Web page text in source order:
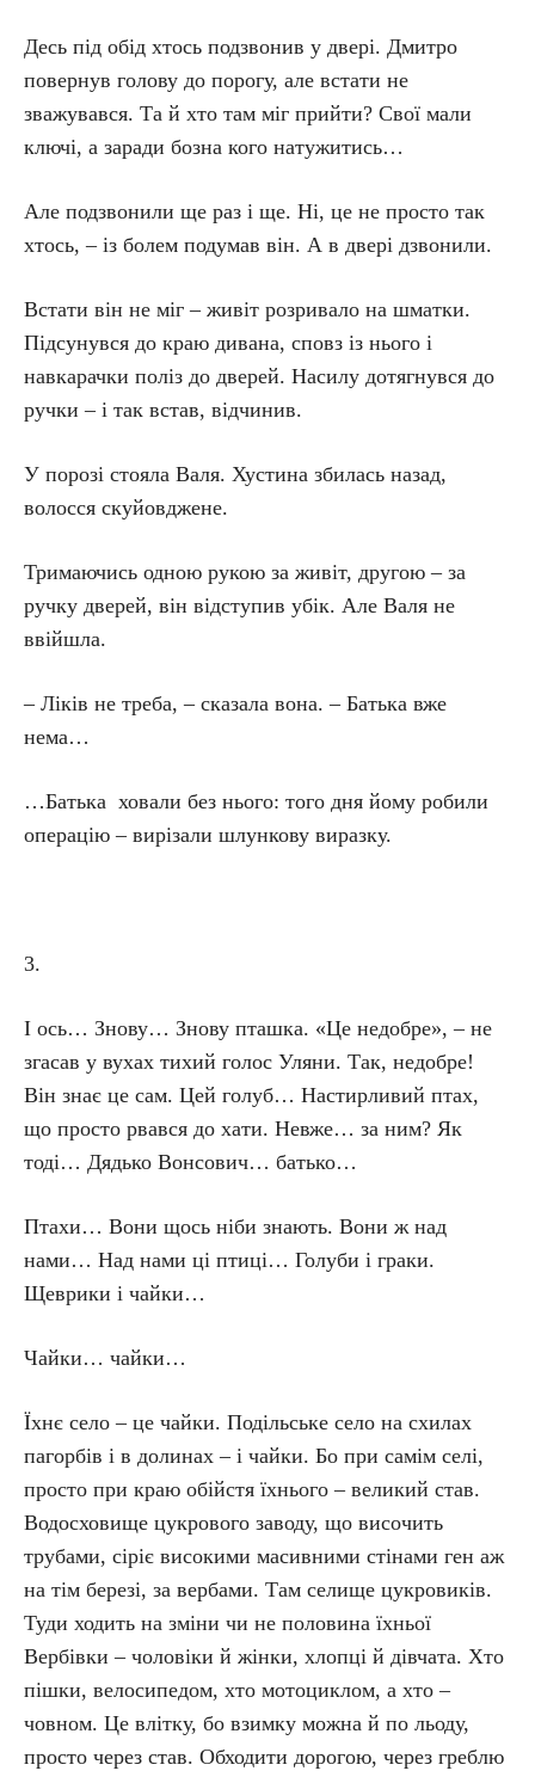
Десь під обід хтось подзвонив у двері. Дмитро
повернув голову до порогу, але встати не
зважувався. Та й хто там міг прийти? Свої мали
ключі, а заради бозна кого натужитись…
Але подзвонили ще раз і ще. Ні, це не просто так
хтось, – із болем подумав він. А в двері дзвонили.
Встати він не міг – живіт розривало на шматки.
Підсунувся до краю дивана, сповз із нього і
навкарачки поліз до дверей. Насилу дотягнувся до
ручки – і так встав, відчинив.
У порозі стояла Валя. Хустина збилась назад,
волосся скуйовджене.
Тримаючись одною рукою за живіт, другою – за
ручку дверей, він відступив убік. Але Валя не
ввійшла.
– Ліків не треба, – сказала вона. – Батька вже
нема…
…Батька ховали без нього: того дня йому робили
операцію – вирізали шлункову виразку.
3.
І ось… Знову… Знову пташка. «Це недобре», – не
згасав у вухах тихий голос Уляни. Так, недобре!
Він знає це сам. Цей голуб… Настирливий птах,
що просто рвався до хати. Невже… за ним? Як
тоді… Дядько Вонсович… батько…
Птахи… Вони щось ніби знають. Вони ж над
нами… Над нами ці птиці… Голуби і граки.
Щеврики і чайки…
Чайки… чайки…
Їхнє село – це чайки. Подільське село на схилах
пагорбів і в долинах – і чайки. Бо при самім селі,
просто при краю обійстя їхнього – великий став.
Водосховище цукрового заводу, що височить
трубами, сіріє високими масивними стінами ген аж
на тім березі, за вербами. Там селище цукровиків.
Туди ходить на зміни чи не половина їхньої
Вербівки – чоловіки й жінки, хлопці й дівчата. Хто
пішки, велосипедом, хто мотоциклом, а хто –
човном. Це влітку, бо взимку можна й по льоду,
просто через став. Обходити дорогою, через греблю